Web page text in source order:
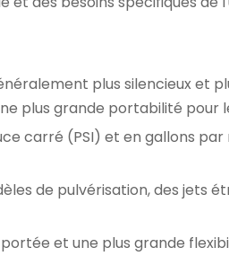
plus silencieux et
plus grande portabilité pour
carré (PSI) et en gallons par
de pulvérisation, des jets
et une plus grande